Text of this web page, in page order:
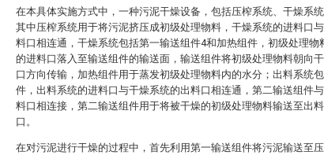
在本具体实施方式中，一种污泥干燥设备，包括压榨系统、干燥系统
其中压榨系统用于将污泥挤压成初级处理物料，干燥系统的进料口
料口相连通，干燥系统包括第一输送组件4和加热组件，初级处理物
的进料口落入至输送组件的输送面，输送组件将初级处理物料朝向
口方向传输，加热组件用于蒸发初级处理物料内的水分；出料系统
件，出料系统的进料口与干燥系统的出料口相连通，第二输送组件
料口相连接，第二输送组件用于将被干燥的初级处理物料输送至出
口。
在对污泥进行干燥的过程中，首先利用第一输送组件将污泥输送至